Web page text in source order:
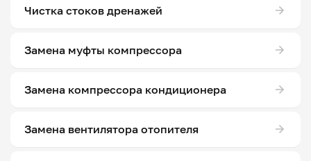
Чистка стоков дренажей
Замена муфты компрессора
Замена компрессора кондиционера
Замена вентилятора отопителя